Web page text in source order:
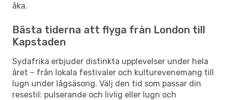
åka.
Bästa tiderna att flyga från London till
Kapstaden
Sydafrika erbjuder distinkta upplevelser under hela
året – från lokala festivaler och kulturevenemang till
lugn under lågsäsong. Välj den tid som passar din
resestil: pulserande och livlig eller lugn och